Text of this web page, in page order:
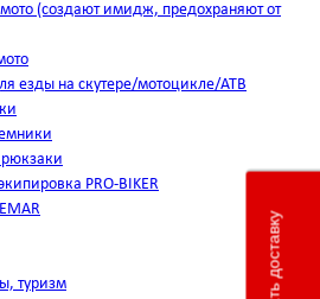
(создают имидж, предохраняют от
езды на скутере/мотоцикле/АТВ
PRO-BIKER
туризм